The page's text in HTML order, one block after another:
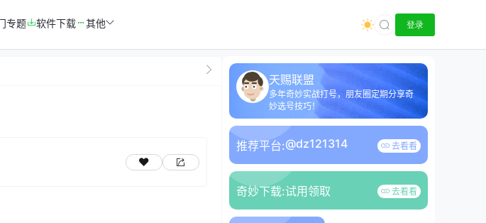
专题 软件下载 其他 登录
天赐联盟
多年奇妙实战打号，朋友圈定期分享奇
妙选号技巧！
推荐平台:@dz121314 去看看
奇妙下载:试用领取 去看看